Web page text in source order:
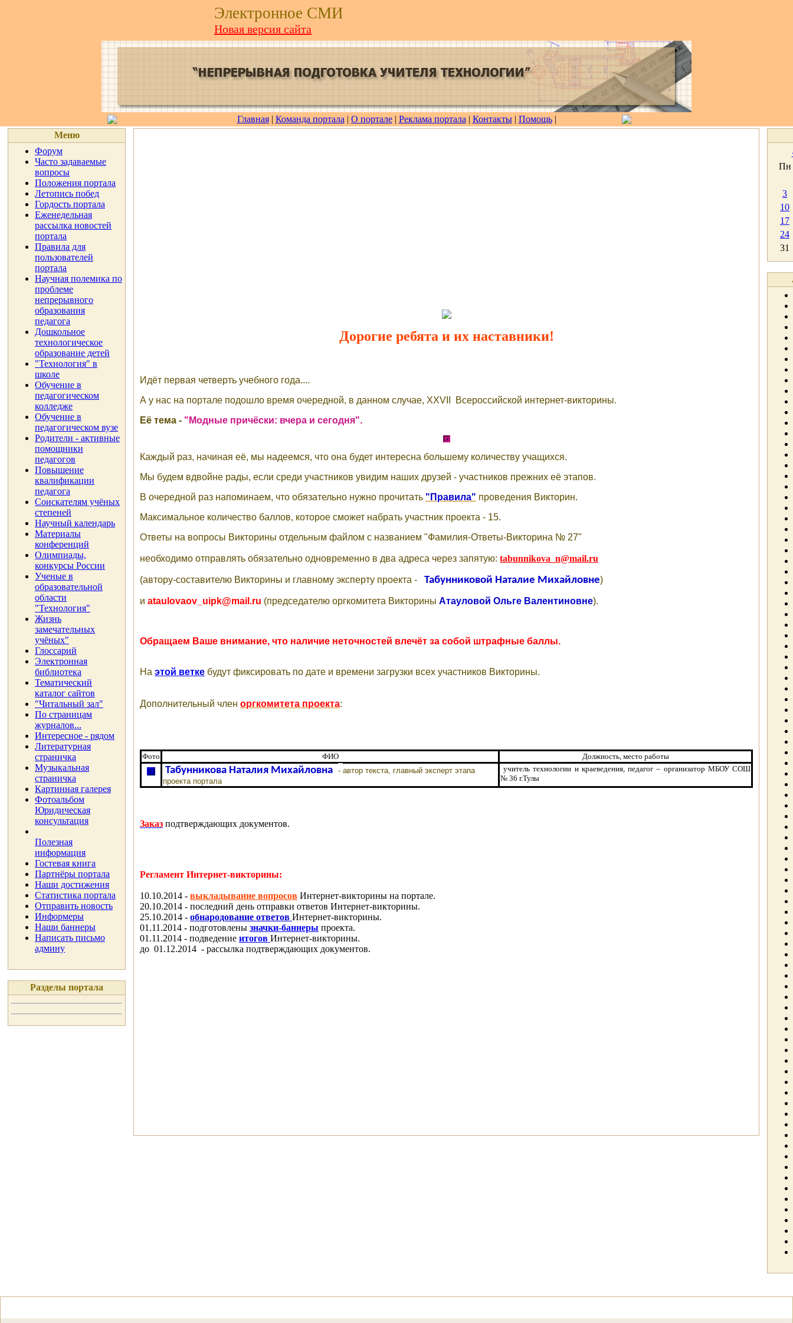
Электронное СМИ
Новая версия сайта
Главная| Команда портала | О портале| Реклама портала | Контакты| Помощь|
Меню
Форум
Часто задаваемые
вопросы
Положения портала
Летопись побед
Гордость портала
Еженедельная
рассылка новостей
портала
Правила для
пользователей
портала
Научная полемика по
проблеме
непрерывного
образования
педагога
Дошкольное
технологическое
образование детей
"Технология" в
школе
Обучение в
педагогическом
колледже
Обучение в
педагогическом вузе
Родители - активные
помощники
педагогов
Повышение
квалификации
педагога
Соискателям учёных
степеней
Научный календарь
Материалы
конференций
Олимпиады,
конкурсы России
Ученые в
образовательной
области
"Технология"
Жизнь
замечательных
учёных"
Глоссарий
Электронная
библиотека
Тематический
каталог сайтов
"Читальный зал"
По страницам
журналов...
Интересное - рядом
Литературная
страничка
Музыкальная
страничка
Картинная галерея
Фотоальбом
Юридическая
консультация
Полезная
информация
Гостевая книга
Партнёры портала
Наши достижения
Статистика портала
Отправить новость
Информеры
Наши баннеры
Написать письмо
админу
Разделы портала
Дорогие ребята и их наставники!
Идёт первая четверть учебного года....
А у нас на портале подошло время очередной, в данном случае, XXVII Всероссийской интернет-викторины.
Её тема - "Модные причёски: вчера и сегодня".
Каждый раз, начиная её, мы надеемся, что она будет интересна большему количеству учащихся.
Мы будем вдвойне рады, если среди участников увидим наших друзей - участников прежних её этапов.
В очередной раз напоминаем, что обязательно нужно прочитать "Правила" проведения Викторин.
Максимальное количество баллов, которое сможет набрать участник проекта - 15.
Ответы на вопросы Викторины отдельным файлом с названием "Фамилия-Ответы-Викторина № 27"
необходимо отправлять обязательно одновременно в два адреса через запятую: tabunnikova_n@mail.ru
(автору-составителю Викторины и главному эксперту проекта - Табунниковой Наталие Михайловне)
и ataulovaov_uipk@mail.ru (председателю оргкомитета Викторины Атауловой Ольге Валентиновне).
Обращаем Ваше внимание, что наличие неточностей влечёт за собой штрафные баллы.
На этой ветке будут фиксировать по дате и времени загрузки всех участников Викторины.
Дополнительный член оргкомитета проекта:
Фото ФИО Должность, место работы
Табунникова Наталия Михайловна - автор текста, главный эксперт этапа
проекта портала
учитель технологии и краеведения,педагог – организатор МБОУ СОШ
№ 36 г.Тулы
Заказ подтверждающих документов.
Регламент Интернет-викторины:
10.10.2014 - выкладывание вопросов Интернет-викторины на портале.
20.10.2014 - последний день отправки ответов Интернет-викторины.
25.10.2014 - обнародование ответов Интернет-викторины.
01.11.2014 - подготовлены значки-баннеры проекта.
01.11.2014 - подведение итогов Интернет-викторины.
до 01.12.2014 - рассылка подтверждающих документов.
Пн
3
10
17
24
31